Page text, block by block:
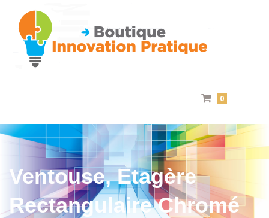
0
Ventouse, Etagère
Rectangulaire Chromé